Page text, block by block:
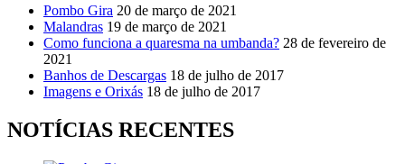
Pombo Gira 20 de março de 2021
Malandras 19 de março de 2021
Como funciona a quaresma na umbanda? 28 de fevereiro de
2021
Banhos de Descargas 18 de julho de 2017
Imagens e Orixás 18 de julho de 2017
NOTÍCIAS RECENTES